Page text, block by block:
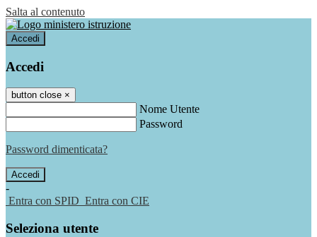
Salta al contenuto
Accedi
Accedi
button close ×
Nome Utente
Password
Password dimenticata?
-
Entra con SPID Entra con CIE
Seleziona utente